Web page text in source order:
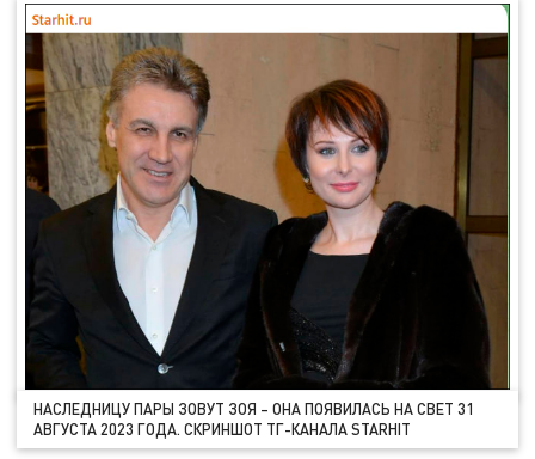
НАСЛЕДНИЦУ ПАРЫ ЗОВУТ ЗОЯ – ОНА ПОЯВИЛАСЬ НА СВЕТ 31
АВГУСТА 2023 ГОДА. СКРИНШОТ ТГ-КАНАЛА STARHIT